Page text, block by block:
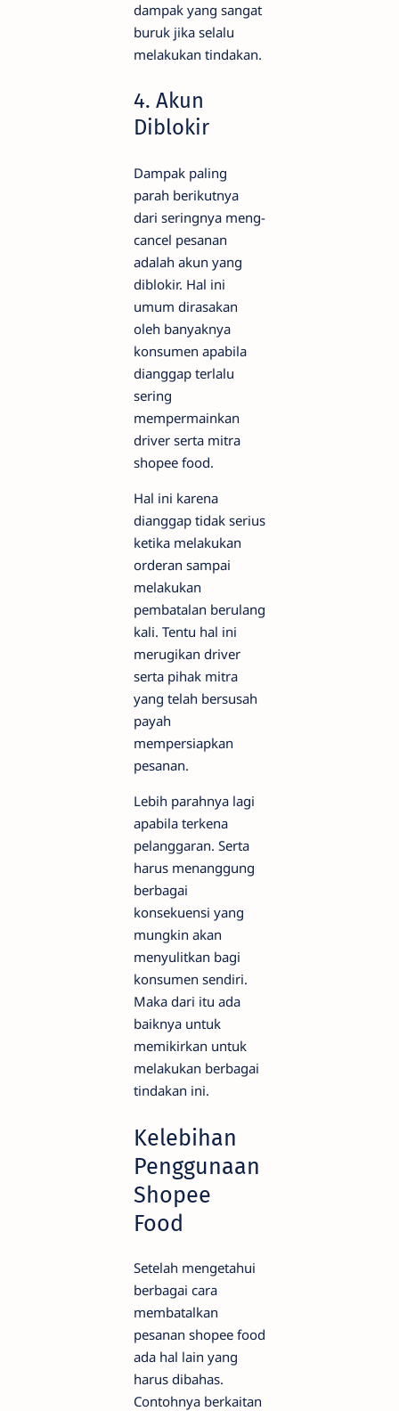
dampak yang sangat
buruk jika selalu
melakukan tindakan.
4. Akun
Diblokir
Dampak paling
parah berikutnya
dari seringnya meng-
cancel pesanan
adalah akun yang
diblokir. Hal ini
umum dirasakan
oleh banyaknya
konsumen apabila
dianggap terlalu
sering
mempermainkan
driver serta mitra
shopee food.
Hal ini karena
dianggap tidak serius
ketika melakukan
orderan sampai
melakukan
pembatalan berulang
kali. Tentu hal ini
merugikan driver
serta pihak mitra
yang telah bersusah
payah
mempersiapkan
pesanan.
Lebih parahnya lagi
apabila terkena
pelanggaran. Serta
harus menanggung
berbagai
konsekuensi yang
mungkin akan
menyulitkan bagi
konsumen sendiri.
Maka dari itu ada
baiknya untuk
memikirkan untuk
melakukan berbagai
tindakan ini.
Kelebihan
Penggunaan
Shopee
Food
Setelah mengetahui
berbagai cara
membatalkan
pesanan shopee food
ada hal lain yang
harus dibahas.
Contohnya berkaitan